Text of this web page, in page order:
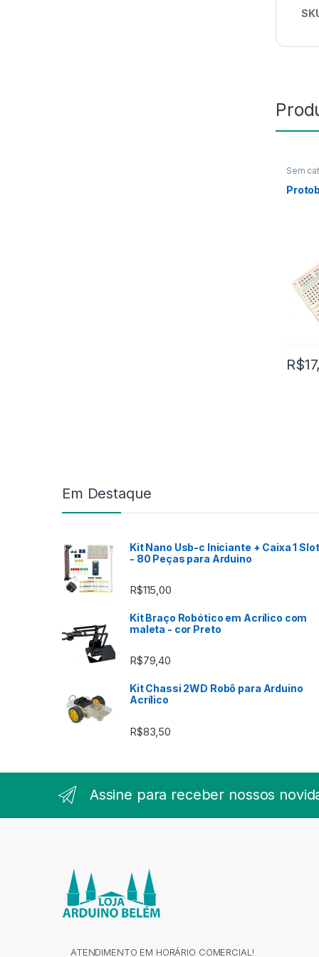
Sem
R$
Marca de Carrosel
Em Destaque
Kit Nano Usb-c Iniciante + Caixa 1 Slot
- 80 Peças para Arduino
R$115,00
Kit Braço Robótico em Acrílico com
maleta - cor Preto
R$79,40
Kit Chassi 2WD Robô para Arduino
Acrílico
R$83,50
Assine para receber nossos
ATENDIMENTO EM HORÁRIO COMERCIAL!